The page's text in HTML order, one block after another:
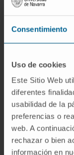
Consentimiento
Uso de cookies
Este Sitio Web
diferentes
usabilidad de la
preferencias o
web. A
rechazar o bien
información en
la comunidad
otorga gran
plantean en el
biomédicos".
El Dr. Corrales
Española de
que ha
Proteoma
octubre en